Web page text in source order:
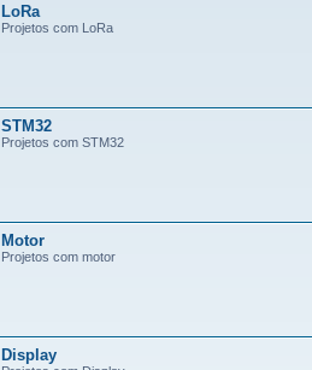
LoRa
Projetos com LoRa
STM32
Projetos com STM32
Motor
Projetos com motor
Display